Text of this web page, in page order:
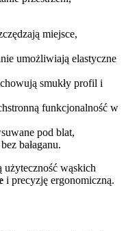
miejsce,
umożliwiają elastyczne
smukły profil i
funkcjonalność w
pod blat,
bałaganu.
użyteczność wąskich
i precyzję ergonomiczną.